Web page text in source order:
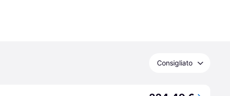
Consigliato